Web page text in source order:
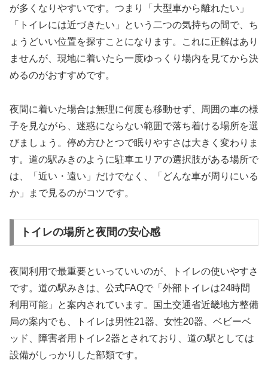
が多くなりやすいです。つまり「大型車から離れたい」
「トイレには近づきたい」という二つの気持ちの間で、ち
ょうどいい位置を探すことになります。これに正解はあり
ませんが、現地に着いたら一度ゆっくり場内を見てから決
めるのがおすすめです。
夜間に着いた場合は無理に何度も移動せず、周囲の車の様
子を見ながら、迷惑にならない範囲で落ち着ける場所を選
びましょう。停め方ひとつで眠りやすさは大きく変わりま
す。道の駅みきのように駐車エリアの選択肢がある場所で
は、「近い・遠い」だけでなく、「どんな車が周りにいる
か」まで見るのがコツです。
トイレの場所と夜間の安心感
夜間利用で最重要といっていいのが、トイレの使いやすさ
です。道の駅みきは、公式FAQで「外部トイレは24時間
利用可能」と案内されています。国土交通省近畿地方整備
局の案内でも、トイレは男性21器、女性20器、ベビーベ
ッド、障害者用トイレ2器とされており、道の駅としては
設備がしっかりした部類です。